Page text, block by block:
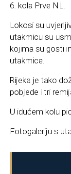
6. kola Prve NL.
Lokosi su
utakmicu su
kojima su gosti
utakmice.
Rijeka je tako
pobjede i tri
U idućem kolu
Fotogaleriju s